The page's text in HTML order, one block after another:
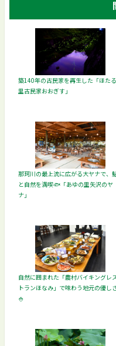
築140年の古民家を再生した「ほた
里古民家おおぎす」
那珂川の最上流に広がる大ヤナで、
と自然を満喫🐟「あゆの里矢沢のヤ
ナ」
自然に囲まれた「農村バイキングレ
トランほなみ」で味わう地元の優し
🍚